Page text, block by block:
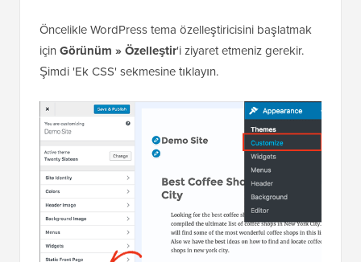
Öncelikle WordPress tema özelleştiricisini başlatmak
için Görünüm » Özelleştir'i ziyaret etmeniz gerekir.
Şimdi 'Ek CSS' sekmesine tıklayın.